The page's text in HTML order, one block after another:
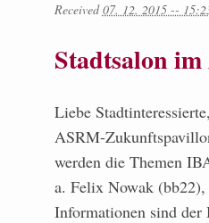
Received07. 12. 2015 --
Stadtsalon
Liebe
ASRM-
werden die Themen
a. Felix Nowak
Informationen sind